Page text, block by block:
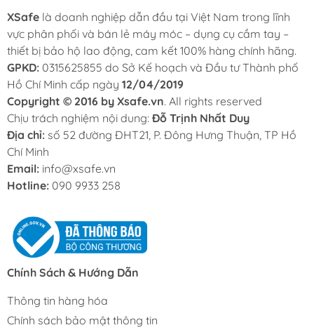
XSafe là doanh nghiệp dẫn đầu tại Việt Nam trong lĩnh
vực phân phối và bán lẻ máy móc – dụng cụ cầm tay –
thiết bị bảo hộ lao động, cam kết 100% hàng chính hãng.
GPKD: 0315625855 do Sở Kế hoạch và Đầu tư Thành phố
Hồ Chí Minh cấp ngày 12/04/2019
Copyright © 2016 by Xsafe.vn. All rights reserved
Chịu trách nghiệm nội dung: Đỗ Trịnh Nhất Duy
Địa chỉ: số 52 đường ĐHT21, P. Đông Hưng Thuận, TP Hồ
Chí Minh
Email: info@xsafe.vn
Hotline: 090 9933 258
Chính Sách & Hướng Dẫn
Thông tin hàng hóa
Chính sách bảo mật thông tin